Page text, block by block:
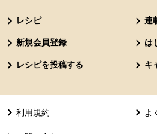
レシピ 連
新規会員登録 は
レシピを投稿する キ
利用規約 よ